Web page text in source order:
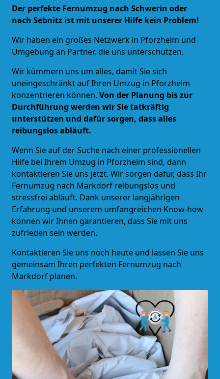
Der perfekte Fernumzug nach Schwerin oder
nach Sebnitz ist mit unserer Hilfe kein Problem!
Wir haben ein großes Netzwerk in Pforzheim und
Umgebung an Partner, die uns unterschützen.
Wir kümmern uns um alles, damit Sie sich
uneingeschränkt auf Ihren Umzug in Pforzheim
konzentrieren können. Von der Planung bis zur
Durchführung werden wir Sie tatkräftig
unterstützen und dafür sorgen, dass alles
reibungslos abläuft.
Wenn Sie auf der Suche nach einer professionellen
Hilfe bei Ihrem Umzug in Pforzheim sind, dann
kontaktieren Sie uns jetzt. Wir sorgen dafür, dass Ihr
Fernumzug nach Markdorf reibungslos und
stressfrei abläuft. Dank unserer langjährigen
Erfahrung und unserem umfangreichen Know-how
können wir Ihnen garantieren, dass Sie mit uns
zufrieden sein werden.
Kontaktieren Sie uns noch heute und lassen Sie uns
gemeinsam Ihren perfekten Fernumzug nach
Markdorf planen.